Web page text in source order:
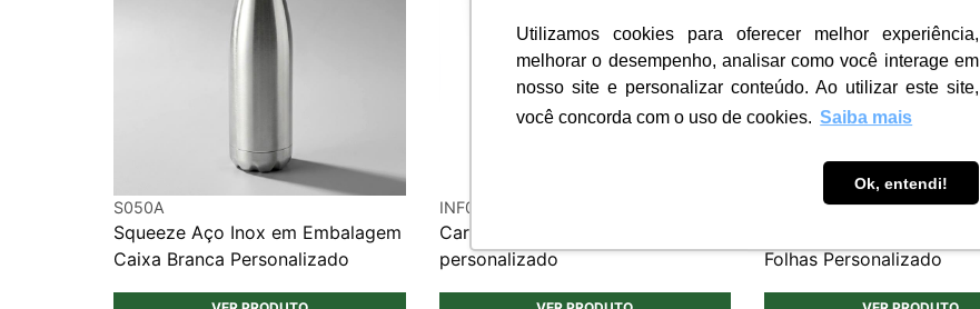
Utilizamos cookies para oferecer melhor experiência,
melhorar o desempenho, analisar como você interage em
nosso site e personalizar conteúdo. Ao utilizar este site,
você concorda com o uso de cookies. Saiba mais
Ok, entendi!
S050A
Squeeze Aço Inox em Embalagem
Caixa Branca Personalizado
INF083
Carregador por indução Iwatch
personalizado
PRC090
Folhas Personalizado